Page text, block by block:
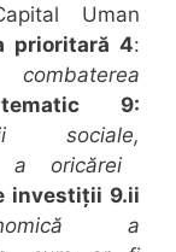
Uman
prioritară 4:
9:
sociale,
a oricărei
investiții 9.ii
a